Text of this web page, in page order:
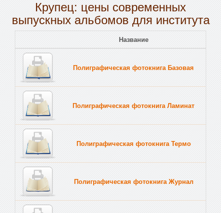
Крупец: цены современных
выпускных альбомов для института
Название
Полиграфическая фотокнига Базовая
Полиграфическая фотокнига Ламинат
Полиграфическая фотокнига Термо
Полиграфическая фотокнига Журнал